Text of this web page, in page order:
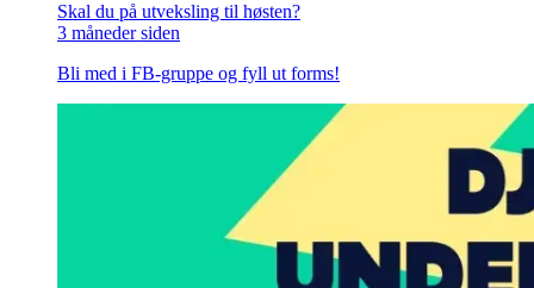
Skal du på utveksling til høsten?
3 måneder siden
Bli med i FB-gruppe og fyll ut forms!